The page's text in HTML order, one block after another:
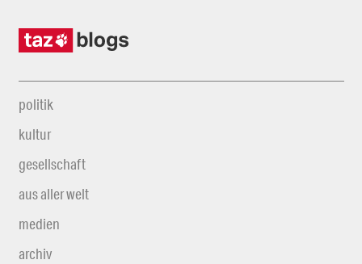
politik
kultur
gesellschaft
aus aller welt
medien
archiv